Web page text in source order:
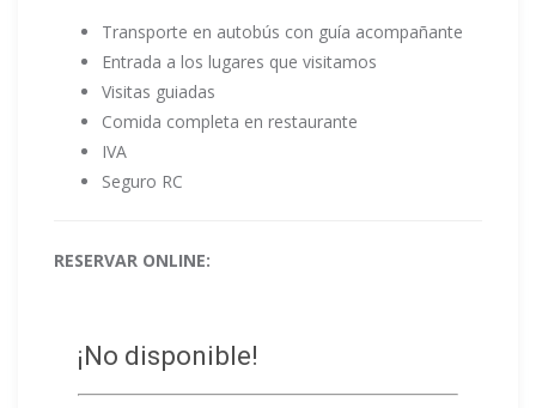
Transporte en autobús con guía acompañante
Entrada a los lugares que visitamos
Visitas guiadas
Comida completa en restaurante
IVA
Seguro RC
RESERVAR ONLINE: